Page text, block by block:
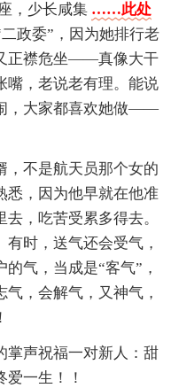
，少长咸集 ……此处
政委”，因为她排行老
正襟危坐——真像大干
嘴，老说老有理。能说
，大家都喜欢她做——
，不是航天员那个女的
悉，因为他早就在他准
，吃苦受累多得去。
时，送气还会受气，
气，当成是“客气”，
，会解气，又神气，
掌声祝福一对新人：甜
一生！！